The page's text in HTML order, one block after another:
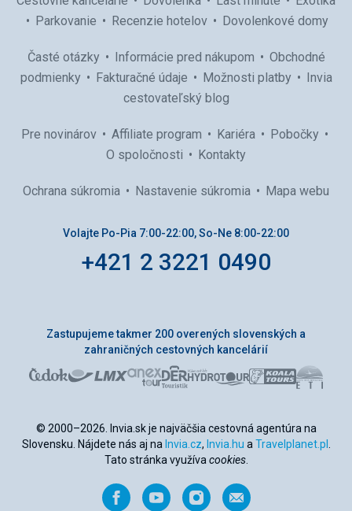
Parkovanie
Recenzie hotelov Dovolenkové domy
Časté otázky Informácie pred nákupom
Obchodné
podmienky
Fakturačné údaje Možnosti platby
Invia
cestovateľský blog
Pre novinárov Affiliate program Kariéra
Pobočky
O spoločnosti
Kontakty
Ochrana súkromia Nastavenie súkromia Mapa webu
Volajte Po-Pia 7:00-22:00, So-Ne 8:00-22:00
+421 2 3221 0490
Zastupujeme takmer 200 overených slovenských a
zahraničných cestovných kancelárií
© 2000–2026. Invia.sk je najväčšia cestovná agentúra na
Slovensku. Nájdete nás aj na Invia.cz, Invia.hu a Travelplanet.pl
Tato stránka využíva cookies.
FacebookYouTubeInstagramOdporučiť